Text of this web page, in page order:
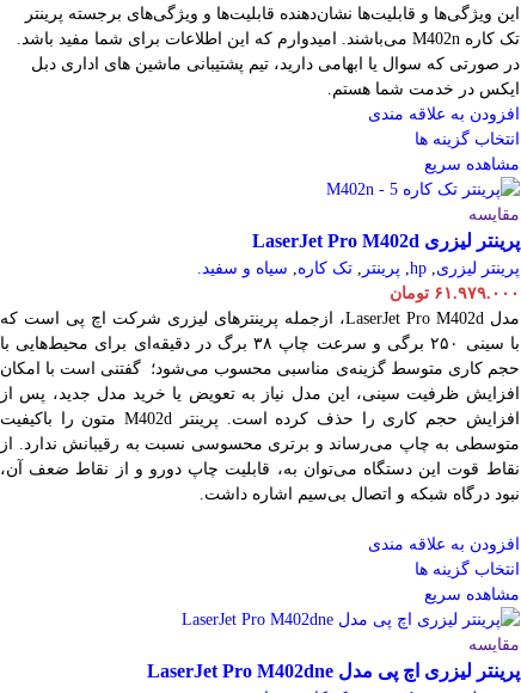
این ویژگی‌ها و قابلیت‌ها نشان‌دهنده قابلیت‌ها و ویژگی‌های برجسته پرینتر
تک کاره M402n می‌باشند. امیدوارم که این اطلاعات برای شما مفید باشد.
در صورتی که سوال یا ابهامی دارید، تیم پشتیبانی ماشین های اداری دبل
ایکس در خدمت شما هستم.
افزودن به علاقه مندی
انتخاب گزینه ها
مشاهده سریع
مقایسه
پرینتر لیزری LaserJet Pro M402d
پرینتر لیزری,
hp
, پرینتر , تک کاره, سیاه و سفید.
۶۱.۹۷۹.۰۰۰ تومان
مدل LaserJet Pro M402d، ازجمله پرینترهای لیزری شرکت اچ پی است که
با سینی ۲۵۰ برگی و سرعت چاپ ۳۸ برگ در دقیقه‌ای برای محیط‌هایی با
حجم کاری متوسط گزینه‌ی مناسبی محسوب می‌شود؛ گفتنی است با امکان
افزایش ظرفیت سینی، این مدل نیاز به تعویض یا خرید مدل جدید، پس از
افزایش حجم کاری را حذف کرده است. پرینتر M402d متون را باکیفیت
متوسطی به چاپ می‌رساند و برتری محسوسی نسبت به رقیبانش ندارد. از
نقاط قوت این دستگاه می‌توان به، قابلیت چاپ دورو و از نقاط ضعف آن،
نبود درگاه شبکه و اتصال بی‌سیم اشاره داشت.
افزودن به علاقه مندی
انتخاب گزینه ها
مشاهده سریع
مقایسه
پرینتر لیزری اچ پی مدل LaserJet Pro M402dne